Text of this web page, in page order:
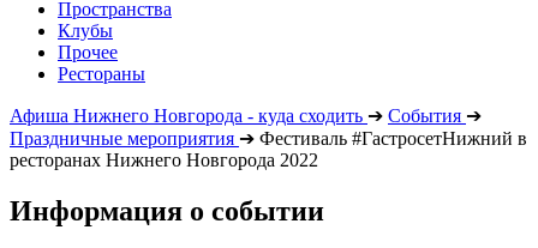
Пространства
Клубы
Прочее
Рестораны
Афиша Нижнего Новгорода - куда сходить ➔ События ➔
Праздничные мероприятия ➔ Фестиваль #ГастросетНижний в
ресторанах Нижнего Новгорода 2022
Информация о событии